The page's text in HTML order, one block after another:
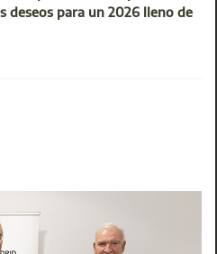
deseos para un 2026 lleno de